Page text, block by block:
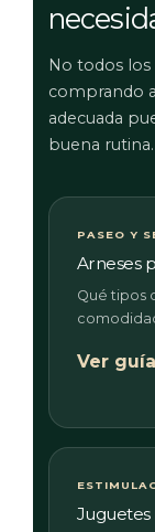
No todos
comprando
adecuada
buena rutina.
PASEO Y
Arneses
Qué tipos
Ver
Juguetes